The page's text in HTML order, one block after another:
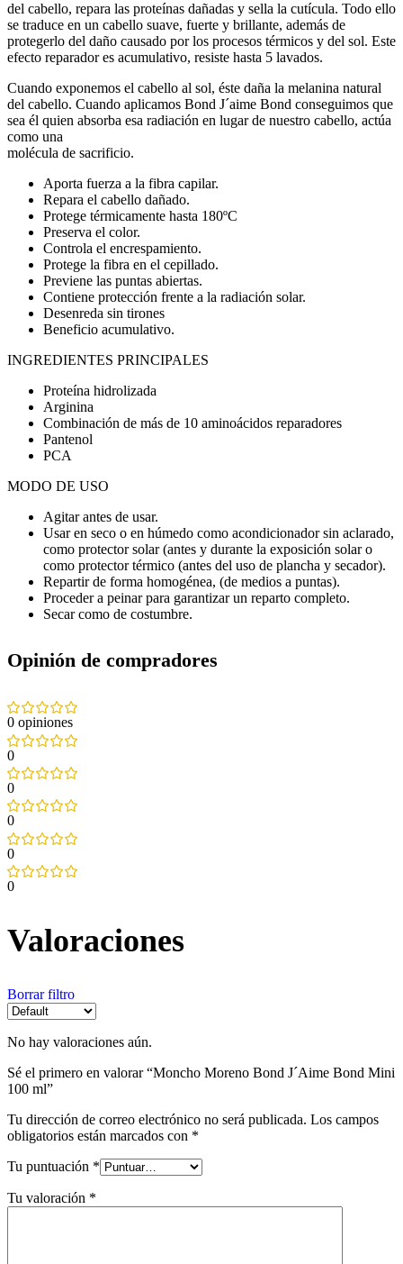
del cabello, repara las proteínas dañadas y sella la cutícula. Todo ello
se traduce en un cabello suave, fuerte y brillante, además de
protegerlo del daño causado por los procesos térmicos y del sol. Este
efecto reparador es acumulativo, resiste hasta 5 lavados.
Cuando exponemos el cabello al sol, éste daña la melanina natural
del cabello. Cuando aplicamos Bond J´aime Bond conseguimos que
sea él quien absorba esa radiación en lugar de nuestro cabello, actúa
como una
molécula de sacrificio.
Aporta fuerza a la fibra capilar.
Repara el cabello dañado.
Protege térmicamente hasta 180ºC
Preserva el color.
Controla el encrespamiento.
Protege la fibra en el cepillado.
Previene las puntas abiertas.
Contiene protección frente a la radiación solar.
Desenreda sin tirones
Beneficio acumulativo.
INGREDIENTES PRINCIPALES
Proteína hidrolizada
Arginina
Combinación de más de 10 aminoácidos reparadores
Pantenol
PCA
MODO DE USO
Agitar antes de usar.
Usar en seco o en húmedo como acondicionador sin aclarado,
como protector solar (antes y durante la exposición solar o
como protector térmico (antes del uso de plancha y secador).
Repartir de forma homogénea, (de medios a puntas).
Proceder a peinar para garantizar un reparto completo.
Secar como de costumbre.
Opinión de compradores
0 opiniones
0
0
0
0
0
Valoraciones
Borrar filtro
No hay valoraciones aún.
Sé el primero en valorar “Moncho Moreno Bond J´Aime Bond Mini
100 ml”
Tu dirección de correo electrónico no será publicada. Los campos
obligatorios están marcados con *
Tu puntuación *
Tu valoración *